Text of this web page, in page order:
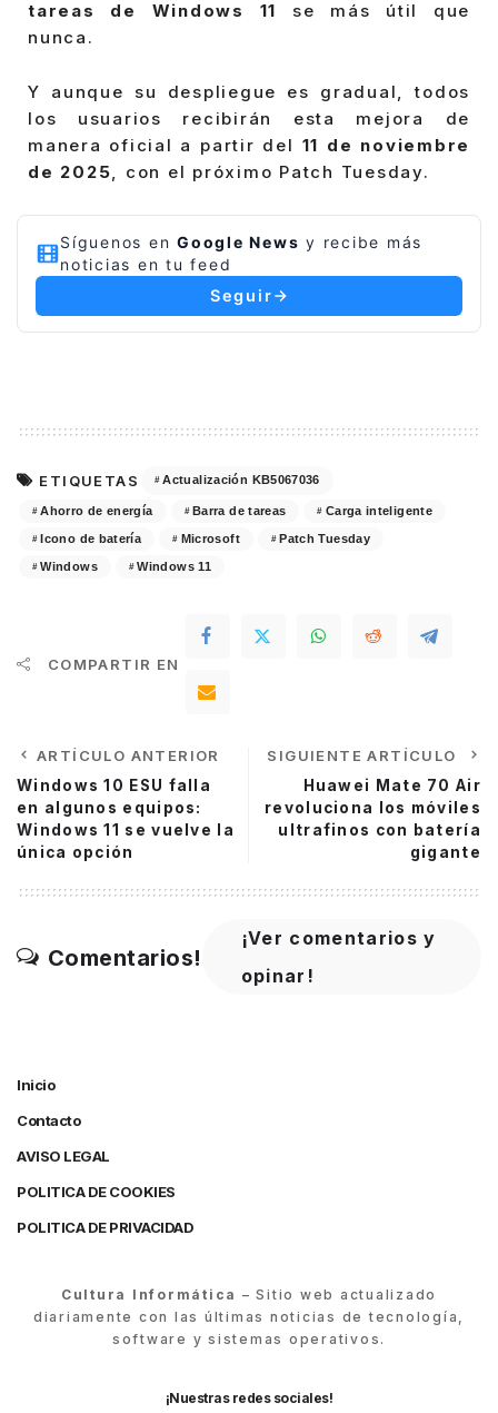
tareas de Windows 11
se más útil que
nunca.
Y aunque su despliegue es gradual, todos
los usuarios recibirán esta mejora de
manera oficial a partir del 11 de noviembre
de 2025, con el próximo Patch Tuesday.
Síguenos en Google News y recibe más
noticias en tu feed
Seguir
ETIQUETAS Actualización KB5067036
Ahorro de energía Barra de tareas Carga inteligente
Icono de batería Microsoft Patch Tuesday
Windows Windows 11
COMPARTIR EN
ARTÍCULO ANTERIOR
Windows 10 ESU falla
en algunos equipos:
Windows 11 se vuelve la
única opción
SIGUIENTE ARTÍCULO
Huawei Mate 70 Air
revoluciona los móviles
ultrafinos con batería
gigante
Comentarios!
¡Ver comentarios y
opinar!
Inicio
Contacto
AVISO LEGAL
POLITICA DE COOKIES
POLITICA DE PRIVACIDAD
Cultura Informática – Sitio web actualizado
diariamente con las últimas noticias de tecnología,
software y sistemas operativos.
¡Nuestras redes sociales!